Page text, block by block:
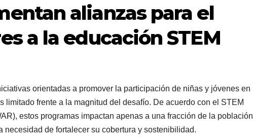
alianzas para el
a la educación STEM
orientadas a promover la participación de niñas y jóvenes en
limitado frente a la magnitud del desafío. De acuerdo con el STEM
estos programas impactan apenas a una fracción de la población
de fortalecer su cobertura y sostenibilidad.